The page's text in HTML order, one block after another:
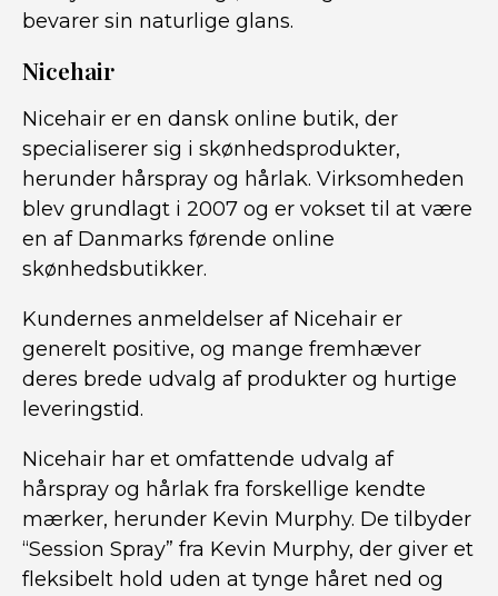
bevarer sin naturlige glans.
Nicehair
Nicehair er en dansk online butik, der
specialiserer sig i skønhedsprodukter,
herunder hårspray og hårlak. Virksomheden
blev grundlagt i 2007 og er vokset til at være
en af Danmarks førende online
skønhedsbutikker.
Kundernes anmeldelser af Nicehair er
generelt positive, og mange fremhæver
deres brede udvalg af produkter og hurtige
leveringstid.
Nicehair har et omfattende udvalg af
hårspray og hårlak fra forskellige kendte
mærker, herunder Kevin Murphy. De tilbyder
“Session Spray” fra Kevin Murphy, der giver et
fleksibelt hold uden at tynge håret ned og